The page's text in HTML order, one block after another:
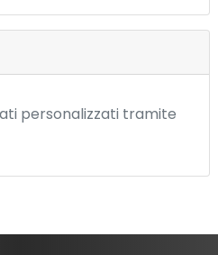
personalizzati tramite